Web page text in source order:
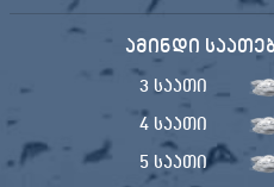
ამინდი
3 საათი
4 საათი
5 საათი